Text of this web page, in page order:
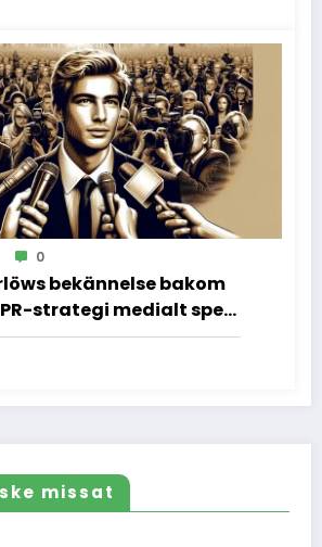
0
bekännelse bakom
strategi medialt spel
fick se
missat